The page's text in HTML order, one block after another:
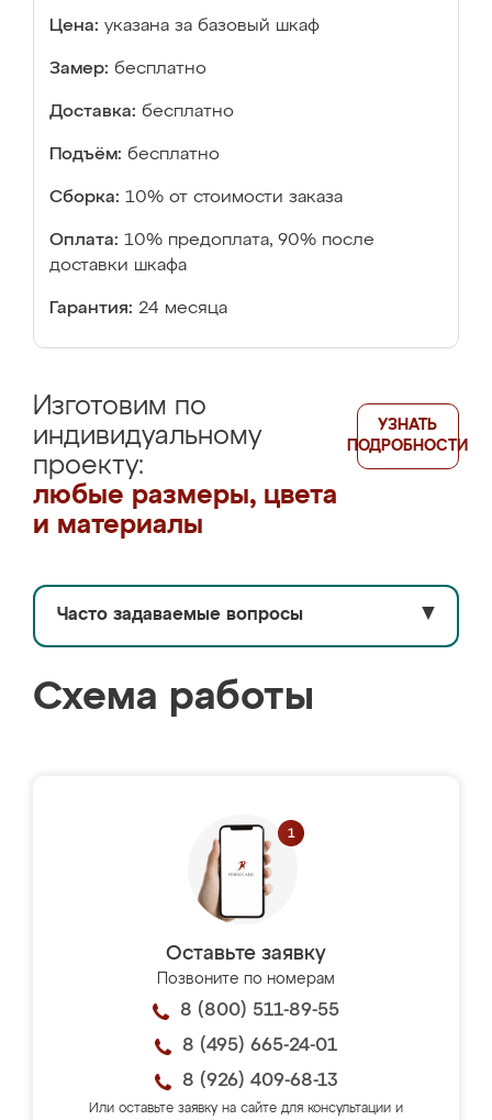
Цена: указана за базовый шкаф
Замер: бесплатно
Доставка: бесплатно
Подъём: бесплатно
Сборка: 10% от стоимости заказа
Оплата: 10% предоплата, 90% после
доставки шкафа
Гарантия: 24 месяца
Изготовим по
индивидуальному
проекту:
любые размеры, цвета
и материалы
УЗНАТЬ
ПОДРОБНОСТИ
Часто задаваемые вопросы ▼
Схема работы
Оставьте заявку
Позвоните по номерам
8 (800) 511-89-55
8 (495) 665-24-01
8 (926) 409-68-13
Или оставьте заявку на сайте для консультации и